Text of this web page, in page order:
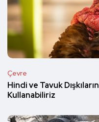
Çevre
Hindi ve Tavuk
Kullanabiliriz